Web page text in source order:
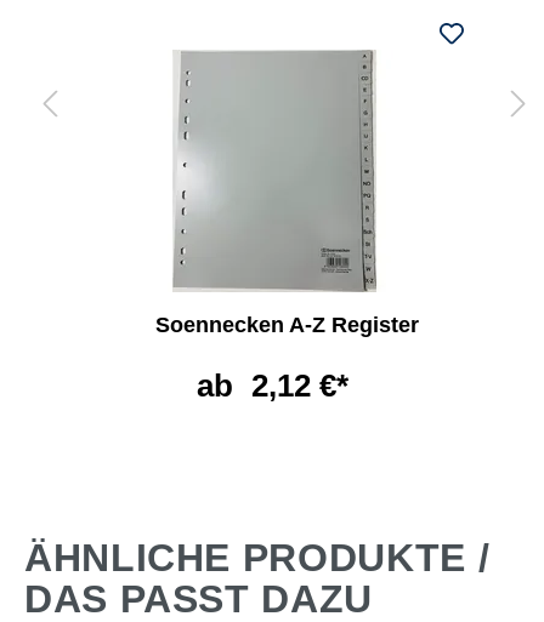
Soennecken A-Z Register
ab 2,12 €*
ÄHNLICHE PRODUKTE /
DAS PASST DAZU